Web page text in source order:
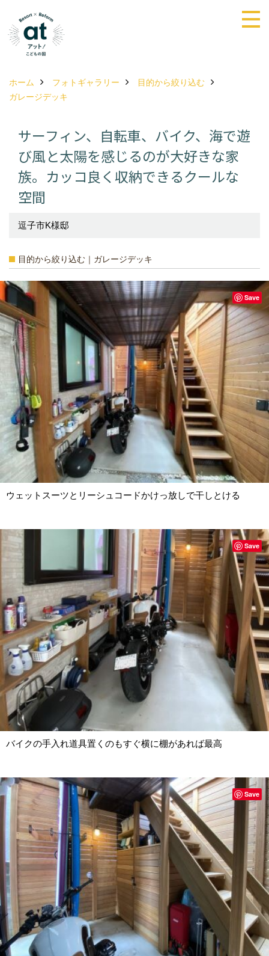
ホーム フォトギャラリー
目的から絞り込む
ガレージデッキ
サーフィン、自転車、バイク、海で遊
び風と太陽を感じるのが大好きな家
族。カッコ良く収納できるクールな
空間
逗子市K様邸
目的から絞り込む｜ガレージデッキ
ウェットスーツとリーシュコードかけっ放しで干しとける
Save
バイクの手入れ道具置くのもすぐ横に棚があれば最高
Save
Save